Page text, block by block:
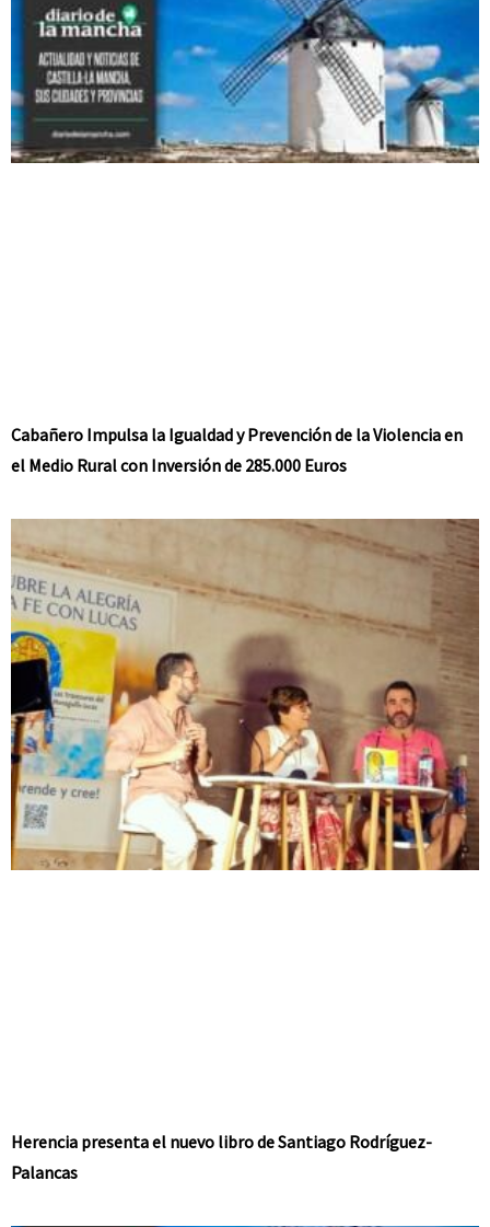
Cabañero Impulsa la Igualdad y Prevención de la Violencia en
el Medio Rural con Inversión de 285.000 Euros
Herencia presenta el nuevo libro de Santiago Rodríguez-
Palancas